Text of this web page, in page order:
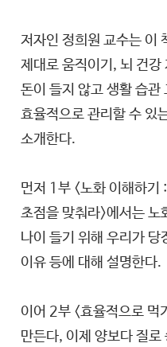
저자인 정희원 교수는 이
제대로 움직이기, 뇌 건강
돈이 들지 않고 생활 습관
효율적으로 관리할 수 있
소개한다.
먼저 1부 <노화 이해하기 :
초점을 맞춰라>에서는 노
나이 들기 위해 우리가 당
이유 등에 대해 설명한다.
이어 2부 <효율적으로 먹
만든다, 이제 양보다 질로